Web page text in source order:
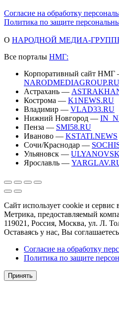
Согласие на обработку
Политика по защите
О НАРОДНОЙ МЕДИА-
Все порталы НМГ:
Корпоративный сайт
NARODMEDIAGROUP.RU
Астрахань —
Кострома — K1NEWS.RU
Владимир — VLAD33.RU
Нижний Новгород —
Пенза — SMI58.RU
Иваново — KSTATI.NEWS
Сочи/Краснодар —
Ульяновск —
Ярославль —
Сайт использует cookie и сервис
Метрика, предоставляемый
119021, Россия, Москва, ул. Л.
Оставаясь у нас, Вы
Согласие на обработку
Политика по защите
Принять